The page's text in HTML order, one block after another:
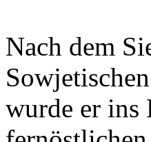
Nach dem
wurde er ins